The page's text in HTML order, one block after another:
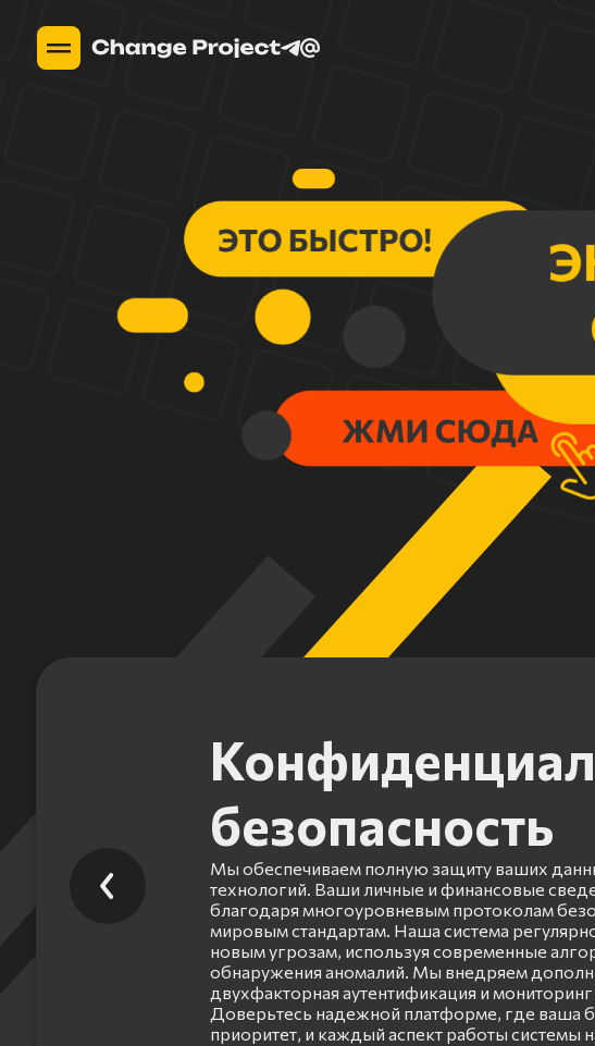
безопасность
Мы обеспечиваем полную защиту ваших
технологий. Ваши личные и финансовые
благодаря многоуровневым протоколам
мировым стандартам. Наша система
новым угрозам, используя современные
обнаружения аномалий. Мы внедряем
двухфакторная аутентификация и
Доверьтесь надежной платформе, где ваша
приоритет, и каждый аспект работы системы